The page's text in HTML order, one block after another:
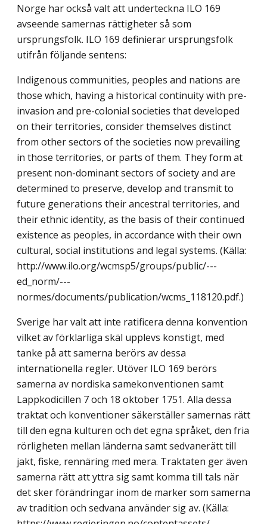
Norge har också valt att underteckna ILO 169
avseende samernas rättigheter så som
ursprungsfolk. ILO 169 definierar ursprungsfolk
utifrån följande sentens:
Indigenous communities, peoples and nations are
those which, having a historical continuity with pre-
invasion and pre-colonial societies that developed
on their territories, consider themselves distinct
from other sectors of the societies now prevailing
in those territories, or parts of them. They form at
present non-dominant sectors of society and are
determined to preserve, develop and transmit to
future generations their ancestral territories, and
their ethnic identity, as the basis of their continued
existence as peoples, in accordance with their own
cultural, social institutions and legal systems. (Källa:
http://www.ilo.org/wcmsp5/groups/public/---
ed_norm/---
normes/documents/publication/wcms_118120.pdf.)
Sverige har valt att inte ratificera denna konvention
vilket av förklarliga skäl upplevs konstigt, med
tanke på att samerna berörs av dessa
internationella regler. Utöver ILO 169 berörs
samerna av nordiska samekonventionen samt
Lappkodicillen 7 och 18 oktober 1751. Alla dessa
traktat och konventioner säkerställer samernas rätt
till den egna kulturen och det egna språket, den fria
rörligheten mellan länderna samt sedvanerätt till
jakt, fiske, rennäring med mera. Traktaten ger även
samerna rätt att yttra sig samt komma till tals när
det sker förändringar inom de marker som samerna
av tradition och sedvana använder sig av. (Källa: